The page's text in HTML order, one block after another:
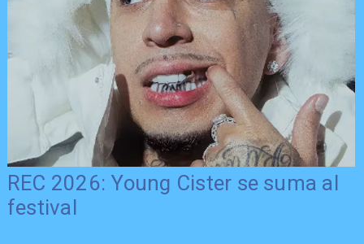
REC 2026: Young Cister se suma al
festival